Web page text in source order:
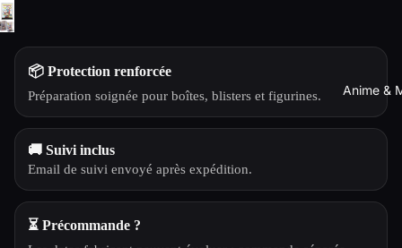
Anime &
📦 Protection renforcée
Préparation soignée pour boîtes, blisters et figurines.
🚚 Suivi inclus
Email de suivi envoyé après expédition.
⏳ Précommande ?